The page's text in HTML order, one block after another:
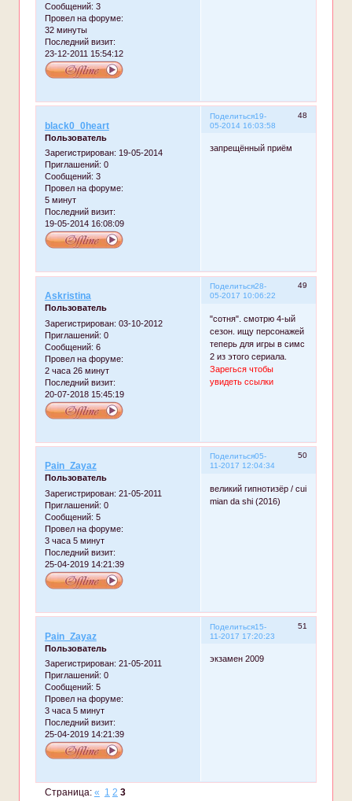
Сообщений: 3
Провел на форуме:
32 минуты
Последний визит:
23-12-2011 15:54:12
Поделиться 48
19-
05-2014 16:03:58
black0_0heart
Пользователь
Зарегистрирован: 19-05-2014
Приглашений: 0
Сообщений: 3
Провел на форуме:
5 минут
Последний визит:
19-05-2014 16:08:09
запрещённый приём
Поделиться 49
28-
05-2017 10:06:22
Askristina
Пользователь
Зарегистрирован: 03-10-2012
Приглашений: 0
Сообщений: 6
Провел на форуме:
2 часа 26 минут
Последний визит:
20-07-2018 15:45:19
"сотня". смотрю 4-ый
сезон. ищу персонажей
теперь для игры в симс
2 из этого сериала.
Зарегься чтобы
увидеть ссылки
Поделиться 50
05-
11-2017 12:04:34
Pain_Zayaz
Пользователь
Зарегистрирован: 21-05-2011
Приглашений: 0
Сообщений: 5
Провел на форуме:
3 часа 5 минут
Последний визит:
25-04-2019 14:21:39
великий гипнотизёр / cui
mian da shi (2016)
Поделиться 51
15-
11-2017 17:20:23
Pain_Zayaz
Пользователь
Зарегистрирован: 21-05-2011
Приглашений: 0
Сообщений: 5
Провел на форуме:
3 часа 5 минут
Последний визит:
25-04-2019 14:21:39
экзамен 2009
Страница: « 1 2 3